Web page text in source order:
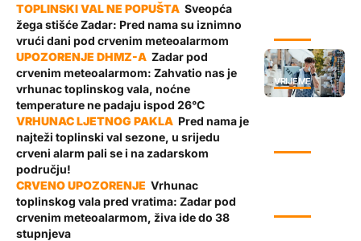
Sveopća
žega stišće Zadar: Pred nama su iznimno
vrući dani pod crvenim meteoalarmom
VRIJEME
Zadar pod
crvenim meteoalarmom: Zahvatio nas je
vrhunac toplinskog vala, noćne
temperature ne padaju ispod 26°C
Pred nama je
najteži toplinski val sezone, u srijedu
crveni alarm pali se i na zadarskom
području!
Vrhunac
toplinskog vala pred vratima: Zadar pod
crvenim meteoalarmom, živa ide do 38
stupnjeva